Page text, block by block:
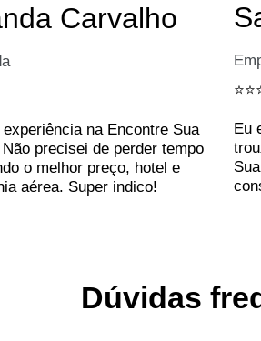
Carvalho
na Encontre Sua
precisei de perder tempo
o melhor preço, hotel e
aérea. Super indico!
Eu
Dúvidas